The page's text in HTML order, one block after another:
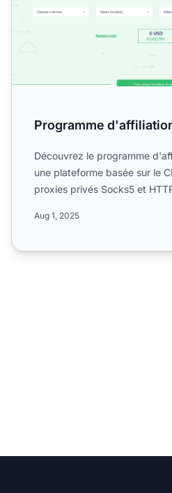
Programme
Découvrez le programme
une plateforme basée sur le
proxies privés Socks5 et
Aug 1, 2025